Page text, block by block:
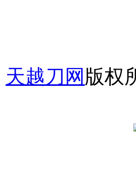
天越刀网 版权